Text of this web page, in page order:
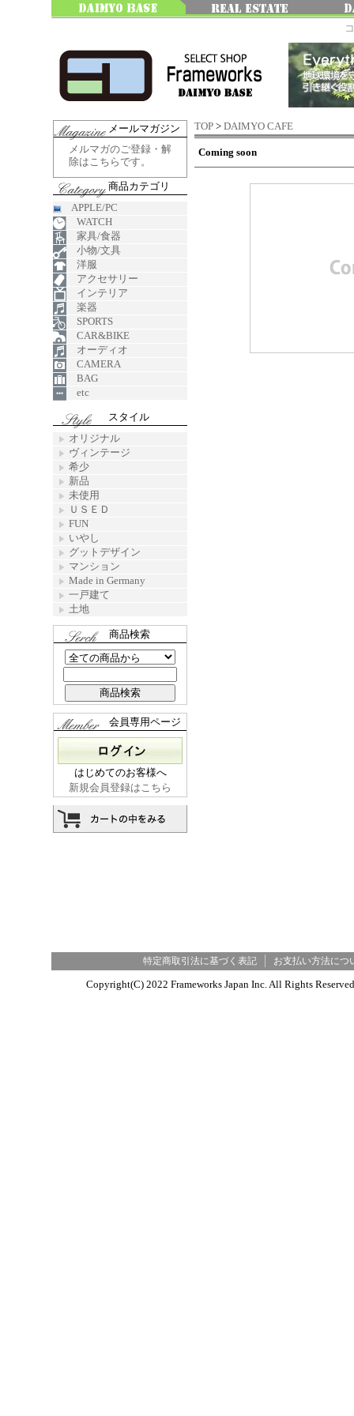
TOP > DAIMYO CAFE
Coming soon
メールマガジン
メルマガのご登録・解
除はこちらです。
商品カテゴリ
APPLE/PC
WATCH
家具/食器
小物/文具
洋服
アクセサリー
インテリア
楽器
SPORTS
CAR&BIKE
オーディオ
CAMERA
BAG
etc
スタイル
オリジナル
ヴィンテージ
希少
新品
未使用
ＵＳＥＤ
FUN
いやし
グットデザイン
マンション
Made in Germany
一戸建て
土地
商品検索
会員専用ページ
はじめてのお客様へ
新規会員登録はこちら
特定商取引法に基づく表記 お支払い方法につ
Copyright(C) 2022 Frameworks Japan Inc. All Rights